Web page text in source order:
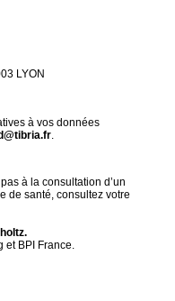
LYON
à vos données
.
à la consultation d’un
de santé, consultez votre
et BPI France.